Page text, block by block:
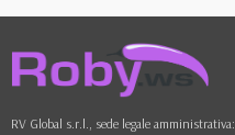
RV Global s.r.l., sede legale amministrativa: